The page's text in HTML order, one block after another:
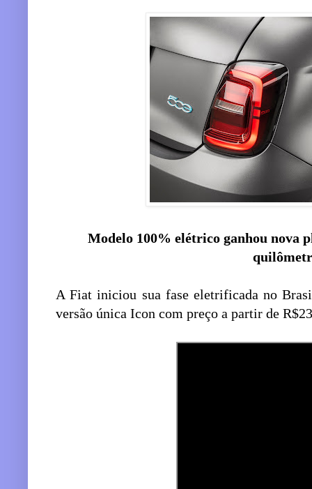
Modelo 100% elétrico ganhou nova
A Fiat iniciou sua fase eletrificada no
versão única Icon com preço a partir de